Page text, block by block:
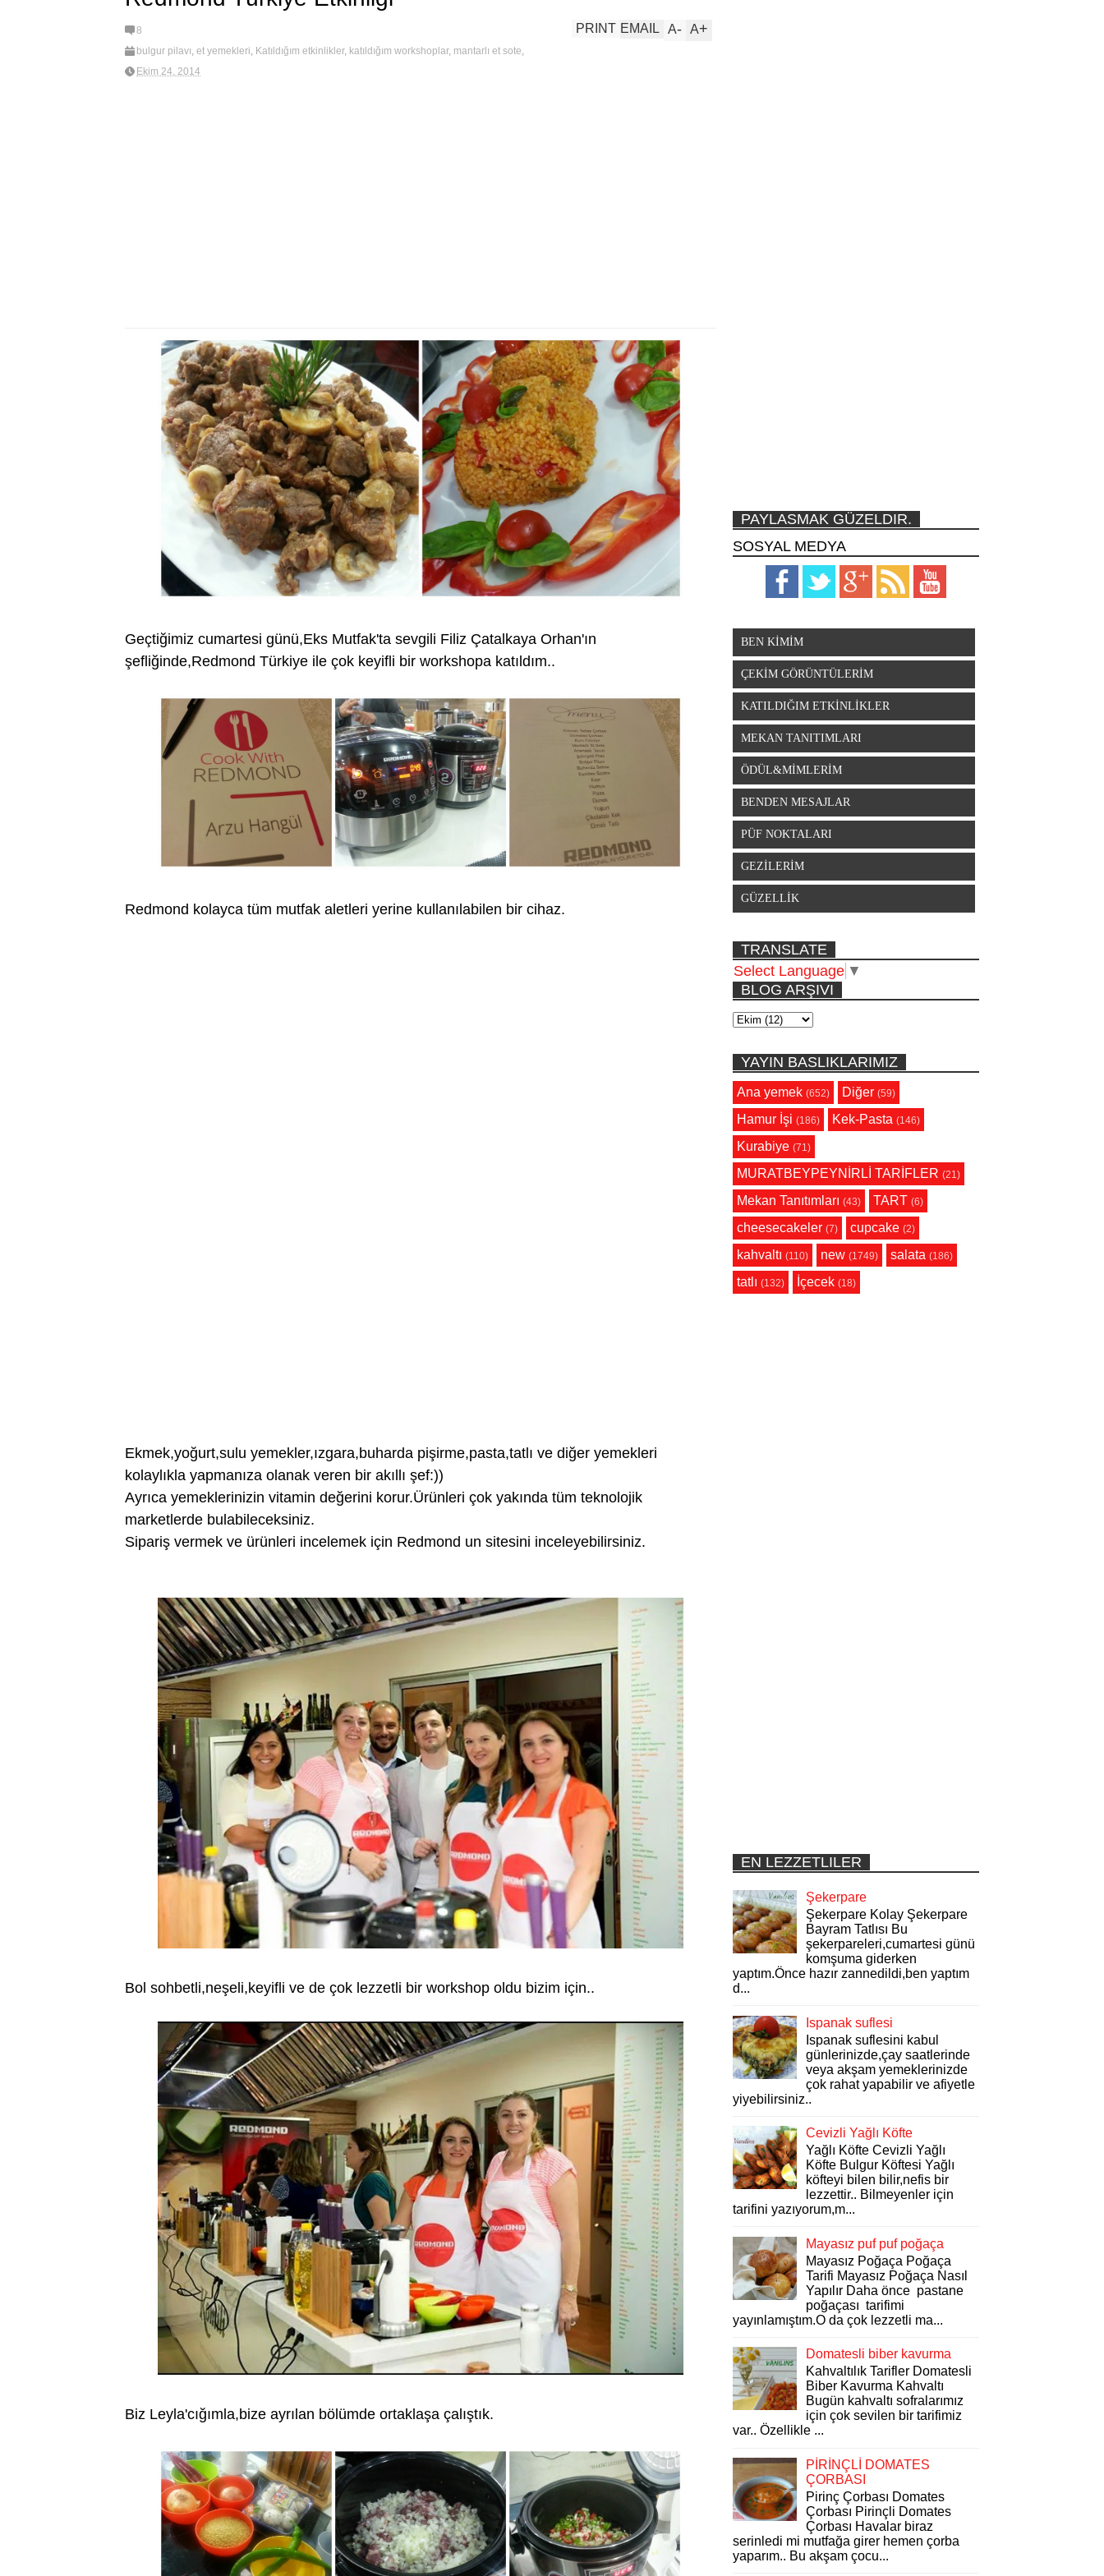
8
bulgur pilavı, et yemekleri, Katıldığım etkinlikler, katıldığım workshoplar, mantarlı et sote,
Ekim 24, 2014
A+
A-
EMAIL
PRINT
Geçtiğimiz cumartesi günü,Eks Mutfak'ta sevgili Filiz Çatalkaya Orhan'ın
şefliğinde,Redmond Türkiye ile çok keyifli bir workshopa katıldım..
Redmond kolayca tüm mutfak aletleri yerine kullanılabilen bir cihaz.
Ekmek,yoğurt,sulu yemekler,ızgara,buharda pişirme,pasta,tatlı ve diğer yemekleri
kolaylıkla yapmanıza olanak veren bir akıllı şef:))
Ayrıca yemeklerinizin vitamin değerini korur.Ürünleri çok yakında tüm teknolojik
marketlerde bulabileceksiniz.
Sipariş vermek ve ürünleri incelemek için Redmond un sitesini inceleyebilirsiniz.
Bol sohbetli,neşeli,keyifli ve de çok lezzetli bir workshop oldu bizim için..
Biz Leyla'cığımla,bize ayrılan bölümde ortaklaşa çalıştık.
PAYLASMAK GÜZELDIR.
SOSYAL MEDYA
BEN KİMİM
ÇEKİM GÖRÜNTÜLERİM
KATILDIĞIM ETKİNLİKLER
MEKAN TANITIMLARI
ÖDÜL&MİMLERİM
BENDEN MESAJLAR
PÜF NOKTALARI
GEZİLERİM
GÜZELLİK
TRANSLATE
Select Language ▼
BLOG ARŞIVI
YAYIN BASLIKLARIMIZ
Ana yemek (652) Diğer (59)
Hamur İşi (186) Kek-Pasta (146)
Kurabiye (71)
MURATBEYPEYNİRLİ TARİFLER (21)
Mekan Tanıtımları (43) TART (6)
cheesecakeler (7) cupcake (2)
kahvaltı (110) new (1749) salata (186)
tatlı (132) İçecek (18)
EN LEZZETLILER
Şekerpare
Şekerpare Kolay Şekerpare
Bayram Tatlısı Bu
şekerpareleri,cumartesi günü
komşuma giderken
yaptım.Önce hazır zannedildi,ben yaptım
d...
Ispanak suflesi
Ispanak suflesini kabul
günlerinizde,çay saatlerinde
veya akşam yemeklerinizde
çok rahat yapabilir ve afiyetle
yiyebilirsiniz..
Cevizli Yağlı Köfte
Yağlı Köfte Cevizli Yağlı
Köfte Bulgur Köftesi Yağlı
köfteyi bilen bilir,nefis bir
lezzettir.. Bilmeyenler için
tarifini yazıyorum,m...
Mayasız puf puf poğaça
Mayasız Poğaça Poğaça
Tarifi Mayasız Poğaça Nasıl
Yapılır Daha önce pastane
poğaçası tarifimi
yayınlamıştım.O da çok lezzetli ma...
Domatesli biber kavurma
Kahvaltılık Tarifler Domatesli
Biber Kavurma Kahvaltı
Bugün kahvaltı sofralarımız
için çok sevilen bir tarifimiz
var.. Özellikle ...
PİRİNÇLİ DOMATES
ÇORBASI
Pirinç Çorbası Domates
Çorbası Pirinçli Domates
Çorbası Havalar biraz
serinledi mi mutfağa girer hemen çorba
yaparım.. Bu akşam çocu...